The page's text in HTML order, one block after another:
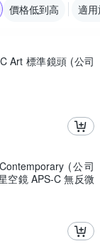
價格低到高 適
Art 標準鏡頭 (公司
(公司
空鏡 APS-C 無反微